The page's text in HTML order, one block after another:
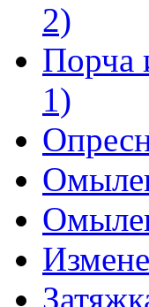
2)
Порча
1)